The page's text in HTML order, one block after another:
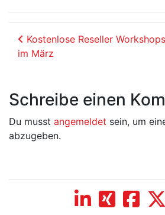
Beitrags-
Kostenlose Reseller
im März
Schreibe einen
Du musst angemeldet sein, um
abzugeben.